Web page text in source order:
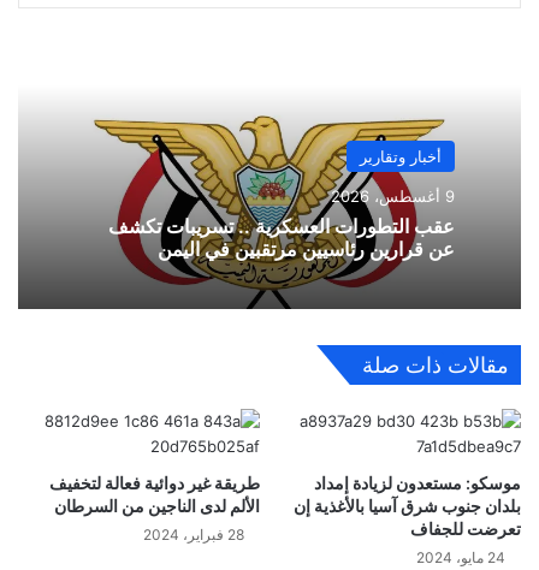
أخبار وتقارير
9 أغسطس، 2026
عقب التطورات العسكرية .. تسريبات تكشف
عن قرارين رئاسيين مرتقبين في اليمن
مقالات ذات صلة
موسكو: مستعدون لزيادة إمداد
بلدان جنوب شرق آسيا بالأغذية إن
تعرضت للجفاف
24 مايو، 2024
طريقة غير دوائية فعالة لتخفيف
الألم لدى الناجين من السرطان
28 فبراير، 2024